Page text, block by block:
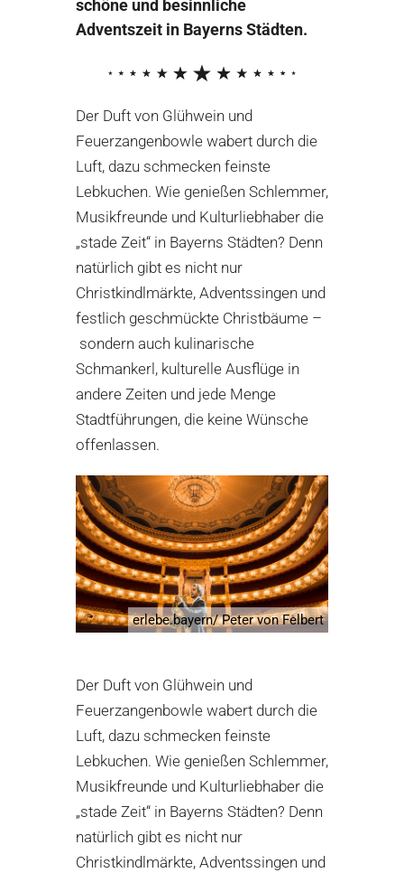
schöne und besinnliche
Adventszeit in Bayerns Städten.
Der Duft von Glühwein und
Feuerzangenbowle wabert durch die
Luft, dazu schmecken feinste
Lebkuchen. Wie genießen Schlemmer,
Musikfreunde und Kulturliebhaber die
„stade Zeit“ in Bayerns Städten? Denn
natürlich gibt es nicht nur
Christkindlmärkte, Adventssingen und
festlich geschmückte Christbäume –
sondern auch kulinarische
Schmankerl, kulturelle Ausflüge in
andere Zeiten und jede Menge
Stadtführungen, die keine Wünsche
offenlassen.
erlebe.bayern/ Peter von Felbert
Der Duft von Glühwein und
Feuerzangenbowle wabert durch die
Luft, dazu schmecken feinste
Lebkuchen. Wie genießen Schlemmer,
Musikfreunde und Kulturliebhaber die
„stade Zeit“ in Bayerns Städten? Denn
natürlich gibt es nicht nur
Christkindlmärkte, Adventssingen und